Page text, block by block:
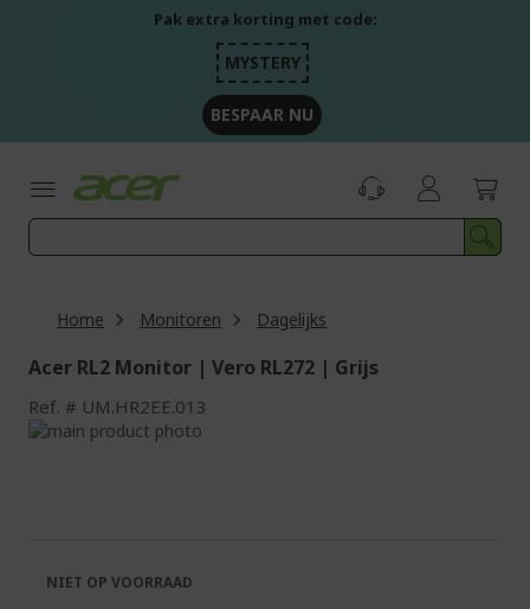
Pak extra korting met code:
MYSTERY
BESPAAR NU
Home Monitoren Dagelijks
Acer RL2 Monitor | Vero RL272 | Grijs
Ref. UM.HR2EE.013
Ga
afbeeldingen-
gallerij
afbeeldingen-
NIET OP VOORRAAD